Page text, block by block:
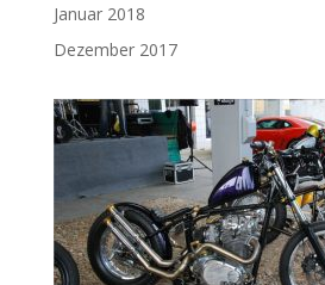
Januar 2018
Dezember 2017